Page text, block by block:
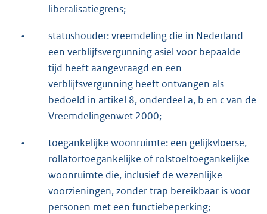
liberalisatiegrens;
•
statushouder: vreemdeling die in Nederland
een verblijfsvergunning asiel voor bepaalde
tijd heeft aangevraagd en een
verblijfsvergunning heeft ontvangen als
bedoeld in artikel 8, onderdeel a, b en c van de
Vreemdelingenwet 2000;
•
toegankelijke woonruimte: een gelijkvloerse,
rollatortoegankelijke of rolstoeltoegankelijke
woonruimte die, inclusief de wezenlijke
voorzieningen, zonder trap bereikbaar is voor
personen met een functiebeperking;